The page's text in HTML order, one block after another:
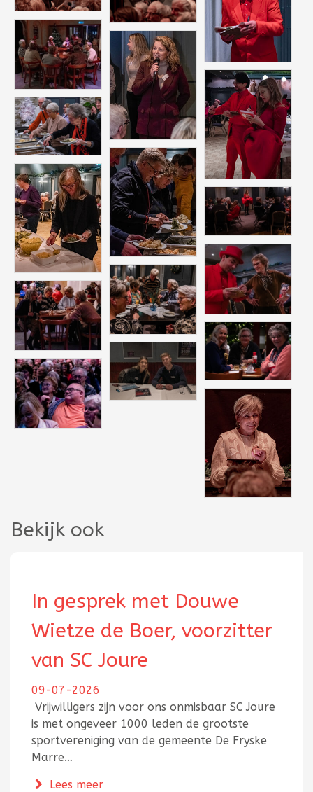
Bekijk ook
In gesprek met Douwe
Wietze de Boer, voorzitter
van SC Joure
09-07-2026
Vrijwilligers zijn voor ons onmisbaar SC Joure
is met ongeveer 1000 leden de grootste
sportvereniging van de gemeente De Fryske
Marre…
Lees meerover In gesprek met Douwe Wietze de